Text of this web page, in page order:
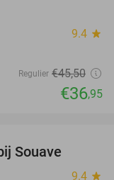
9.4 star
Regulier €45,50
€36,95
Souave
9.4 star